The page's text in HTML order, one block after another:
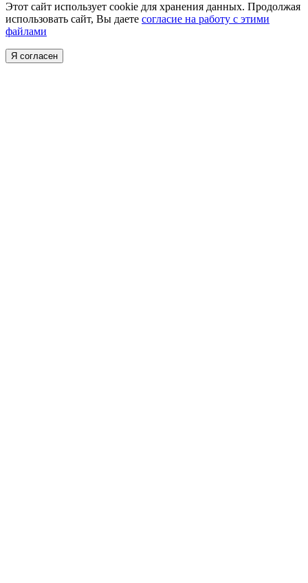
Этот сайт использует cookie для хранения данных. Продолжая
использовать сайт, Вы даете согласие на работу с этими
файлами
Я согласен